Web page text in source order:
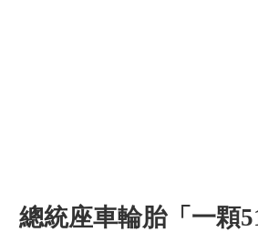
總統座車輪胎「一顆